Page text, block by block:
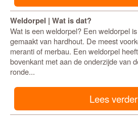
Weldorpel | Wat is dat?
Wat is een weldorpel? Een weldorpel
gemaakt van hardhout. De meest
meranti of merbau. Een weldorpel
bovenkant met aan de onderzijde van
ronde...
Lees verder